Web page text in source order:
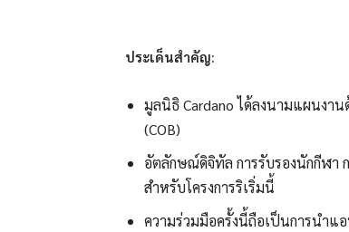
ประเด็นสำคัญ:
มูลนิธิ Cardano ได้ลงนามแผนงา
(COB)
อัตลักษณ์ดิจิทัล การรับรองนักกีฬา
สำหรับโครงการริเริ่มนี้
ความร่วมมือครั้งนี้ถือเป็นการนำ